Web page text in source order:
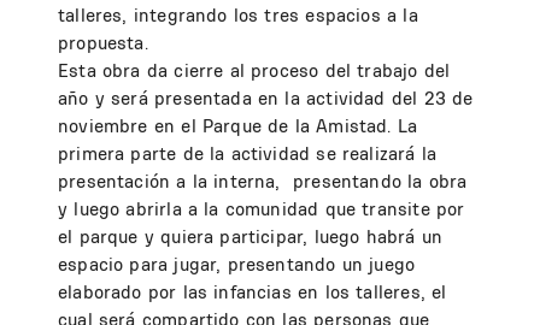
talleres, integrando los tres espacios a la
propuesta.
Esta obra da cierre al proceso del trabajo del
año y será presentada en la actividad del 23 de
noviembre en el Parque de la Amistad. La
primera parte de la actividad se realizará la
presentación a la interna, presentando la obra
y luego abrirla a la comunidad que transite por
el parque y quiera participar, luego habrá un
espacio para jugar, presentando un juego
elaborado por las infancias en los talleres, el
cual será compartido con las personas que